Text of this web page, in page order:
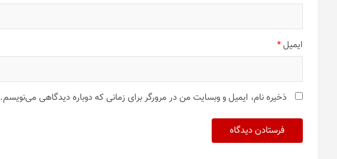
ایمیل*
ذخیره نام، ایمیل و وبسایت من در مرورگر برای زمانی که دوباره دیدگاهی می‌نویسم.